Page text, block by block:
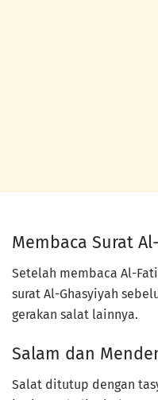
Membaca Surat
Setelah membaca Al-
surat Al-Ghasyiyah
gerakan salat lainnya.
Salam dan
Salat ditutup dengan